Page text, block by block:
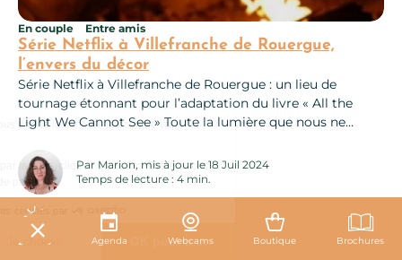
29°C Agenda Webcams Boutique Brochures
Série Netflix à Villefranche de Rouergue,
l’envers du décor
En couple Entre amis
Série Netflix à Villefranche de Rouergue : un lieu de
tournage étonnant pour l’adaptation du livre « All the
Light We Cannot See » Toute la lumière que nous ne
Doerr, publié en 2014 sous le titre original « All the Light
We Cannot See ». Ce livre a rencontré...
Par Marion, mis à jour le 18 Juil 2024
Temps de lecture : 4 min.
Ce contenu contient une galerie photo
Ce site utilise des cookies et vous donne le contrôle sur ce que vous
Pour modifier vos préférences par la suite, cliquez sur le lien 'Préférences
de cookies' situé dans le pied de page.
Consentements certifiés par
Non merci Je choisis OK pour moi